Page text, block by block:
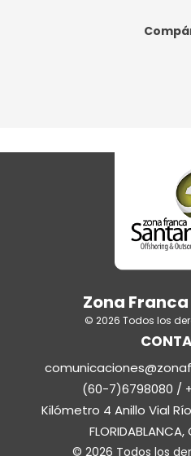
Zona
© 2026 Todos los
(60-7)6798080 /
Kilómetro 4 Anillo Vial
© 2026 Todos los